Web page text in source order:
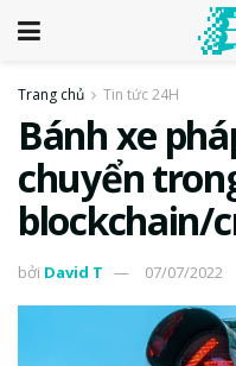
Trang chủ Tin tức 24H
Bánh xe
chuyển
blockchain/
bởi David T 07/07/2022